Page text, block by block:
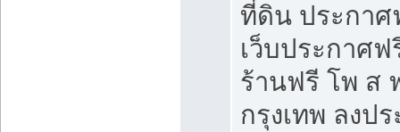
ที่ดิน ประกา
เว็บประกาศ
ร้านฟรี โพ ส
กรุงเทพ ลงป